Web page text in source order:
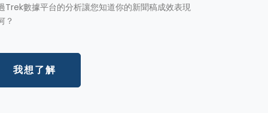
Trek數據平台的分析讓您知道你的新聞稿成效表現
？
我想了解